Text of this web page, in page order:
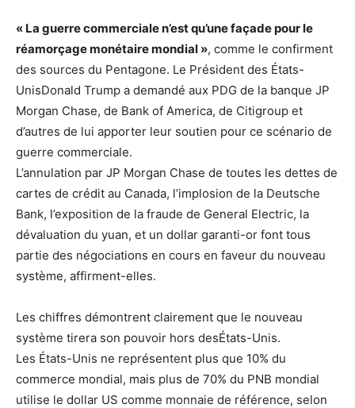
« La guerre commerciale n’est qu’une façade pour le
réamorçage monétaire mondial », comme le confirment
des sources du Pentagone. Le Président des États-
UnisDonald Trump a demandé aux PDG de la banque JP
Morgan Chase, de Bank of America, de Citigroup et
d’autres de lui apporter leur soutien pour ce scénario de
guerre commerciale.
L’annulation par JP Morgan Chase de toutes les dettes de
cartes de crédit au Canada, l’implosion de la Deutsche
Bank, l’exposition de la fraude de General Electric, la
dévaluation du yuan, et un dollar garanti-or font tous
partie des négociations en cours en faveur du nouveau
système, affirment-elles.
Les chiffres démontrent clairement que le nouveau
système tirera son pouvoir hors desÉtats-Unis.
Les États-Unis ne représentent plus que 10% du
commerce mondial, mais plus de 70% du PNB mondial
utilise le dollar US comme monnaie de référence, selon